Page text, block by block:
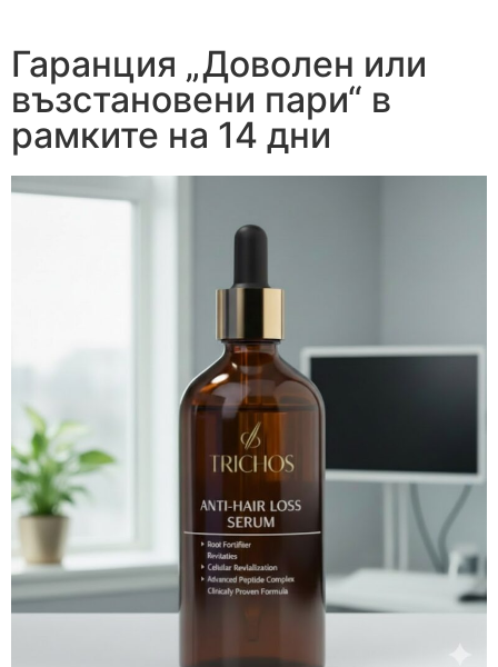
Гаранция „Доволен или
възстановени пари“ в
рамките на 14 дни